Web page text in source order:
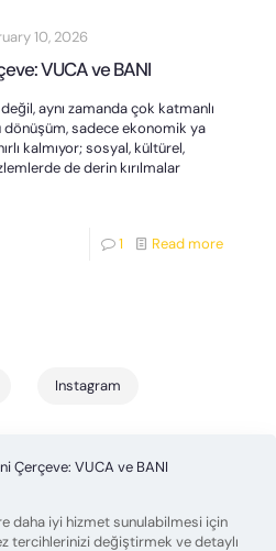
10, 2026
VUCA ve BANI
değil, aynı zamanda çok katmanlı
sadece ekonomik ya
kalmıyor; sosyal, kültürel,
de derin kırılmalar
1 Read more
Instagram
daha iyi hizmet sunulabilmesi için
tercihlerinizi değiştirmek ve detaylı